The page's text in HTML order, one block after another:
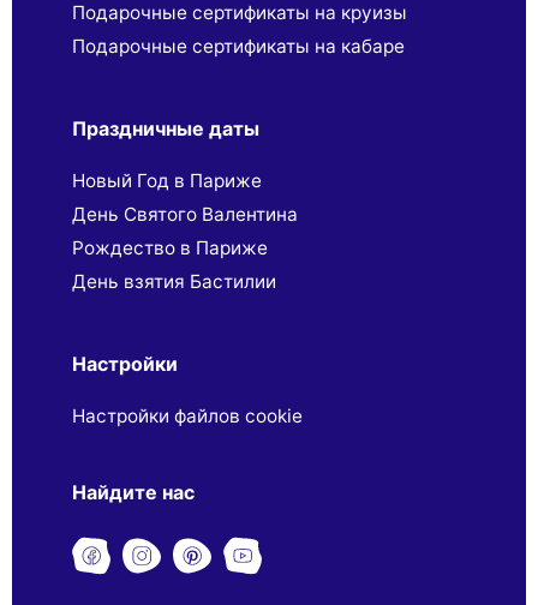
Подарочные сертификаты на круизы
Подарочные сертификаты на кабаре
Праздничные даты
Новый Год в Париже
День Святого Валентина
Рождество в Париже
День взятия Бастилии
Настройки
Настройки файлов cookie
Найдите нас